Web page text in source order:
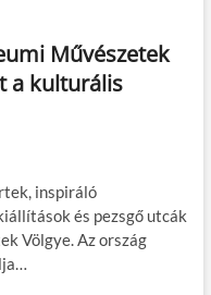
Művészetek
a kulturális
inspiráló
és pezsgő utcák
Völgye. Az ország